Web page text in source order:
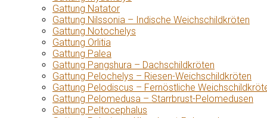
Gattung Natator
Gattung Nilssonia – Indische Weichschildkröten
Gattung Notochelys
Gattung Orlitia
Gattung Palea
Gattung Pangshura – Dachschildkröten
Gattung Pelochelys – Riesen-Weichschildkröten
Gattung Pelodiscus – Fernöstliche
Gattung Pelomedusa – Starrbrust-Pelomedusen
Gattung Peltocephalus